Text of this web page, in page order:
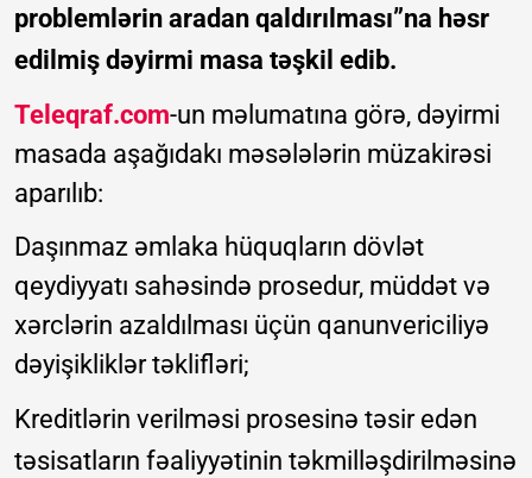
problemlərin aradan qaldırılması”na həsr
edilmiş dəyirmi masa təşkil edib.
Teleqraf.com-un məlumatına görə, dəyirmi
masada aşağıdakı məsələlərin müzakirəsi
aparılıb:
Daşınmaz əmlaka hüquqların dövlət
qeydiyyatı sahəsində prosedur, müddət və
xərclərin azaldılması üçün qanunvericiliyə
dəyişikliklər təklifləri;
Kreditlərin verilməsi prosesinə təsir edən
təsisatların fəaliyyətinin təkmilləşdirilməsinə